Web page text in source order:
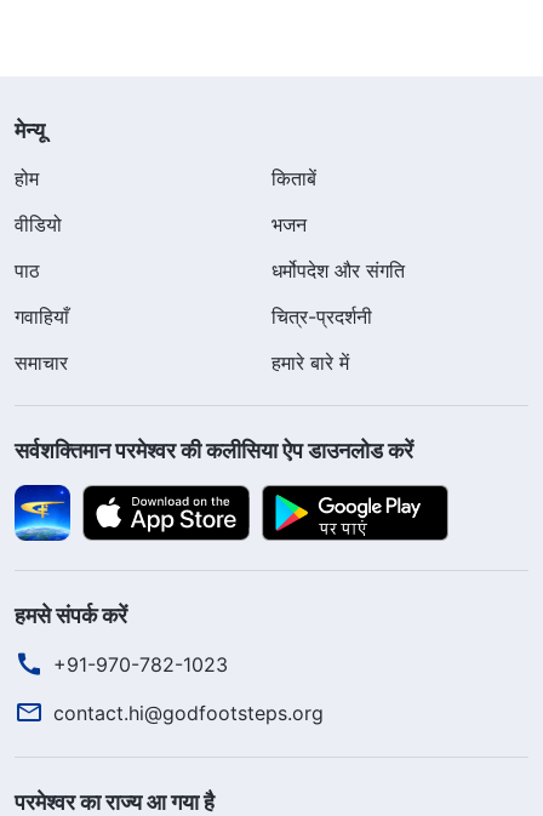
मेन्यू
होम
किताबें
वीडियो
भजन
पाठ
धर्मोपदेश और संगति
गवाहियाँ
चित्र-प्रदर्शनी
समाचार
हमारे बारे में
सर्वशक्तिमान परमेश्वर की कलीसिया ऐप डाउनलोड करें
हमसे संपर्क करें
+91-970-782-1023
contact.hi@godfootsteps.org
परमेश्वर का राज्य आ गया है